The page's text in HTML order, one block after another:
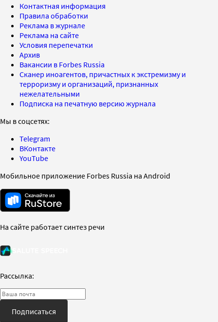
Контактная информация
Правила обработки
Реклама в журнале
Реклама на сайте
Условия перепечатки
Архив
Вакансии в Forbes Russia
Сканер иноагентов, причастных к экстремизму и
терроризму и организаций, признанных
нежелательными
Подписка на печатную версию журнала
Мы в соцсетях:
Telegram
ВКонтакте
YouTube
Мобильное приложение Forbes Russia на Android
На сайте работает синтез речи
Рассылка:
Подписаться